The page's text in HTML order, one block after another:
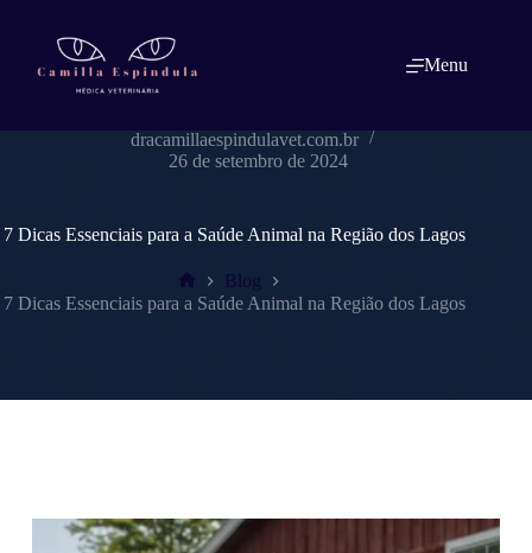
conteúdo
Menu
dracamillaespindulavet.com.br
26 de setembro de 2024
7 Dicas Essenciais para a Saúde Animal na Região dos Lagos
Home
Blog
7 Dicas Essenciais para a Saúde Animal na Região dos Lagos